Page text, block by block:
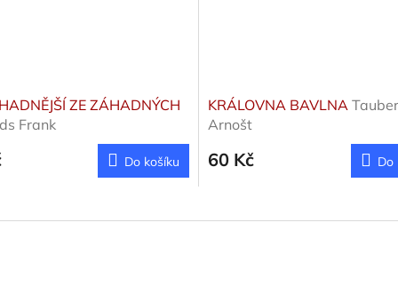
ZE ZÁHADNÝCH
Frank
Do košíku
KRÁLOVNA BAVLNA Tauber
Arnošt
60 Kč Do